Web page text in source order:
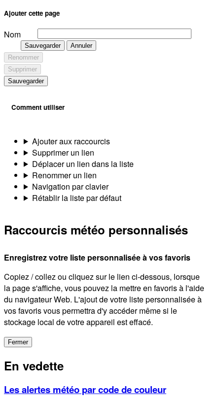
Ajouter cette page
Nom
Sauvegarder
Annuler
Renommer
Supprimer
Sauvegarder
Comment utiliser
Ajouter aux raccourcis
Supprimer un lien
Déplacer un lien dans la liste
Renommer un lien
Navigation par clavier
Rétablir la liste par défaut
Raccourcis météo personnalisés
Enregistrez votre liste personnalisée à vos favoris
Copiez / collez ou cliquez sur le lien ci-dessous, lorsque
la page s'affiche, vous pouvez la mettre en favoris à l'aide
du navigateur Web. L'ajout de votre liste personnalisée à
vos favoris vous permettra d'y accéder même si le
stockage local de votre appareil est effacé.
Fermer
En vedette
Les alertes météo par code de couleur